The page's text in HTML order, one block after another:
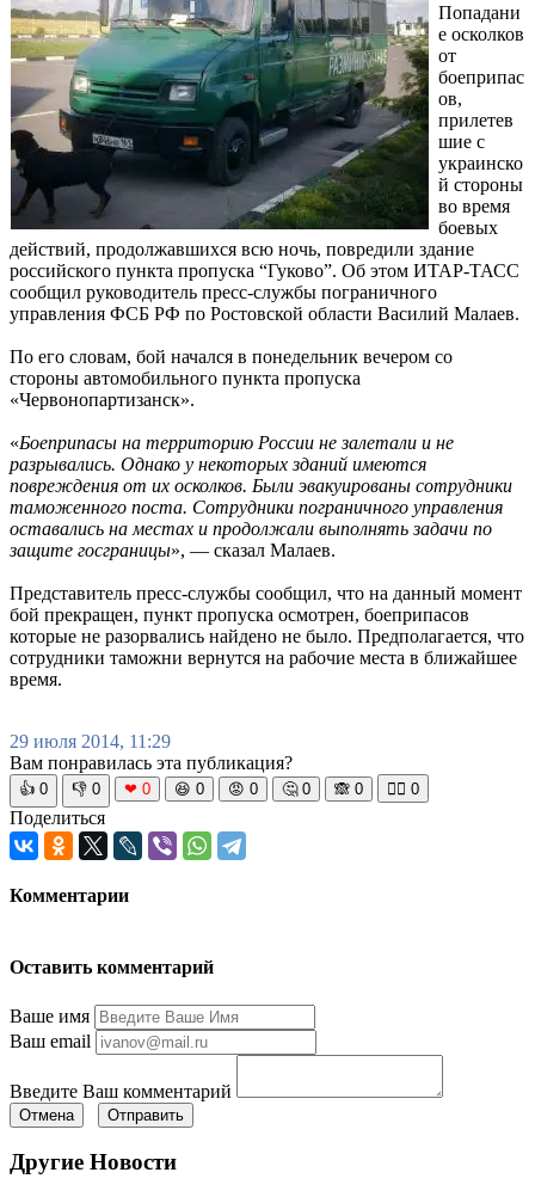
Попадани
е осколков
от
боеприпас
ов,
прилетев
шие с
украинско
й стороны
во время
боевых
действий, продолжавшихся всю ночь, повредили здание
российского пункта пропуска “Гуково”. Об этом ИТАР-ТАСС
сообщил руководитель пресс-службы пограничного
управления ФСБ РФ по Ростовской области Василий Малаев.
По его словам, бой начался в понедельник вечером со
стороны автомобильного пункта пропуска
«Червонопартизанск».
«Боеприпасы на территорию России не залетали и не
разрывались. Однако у некоторых зданий имеются
повреждения от их осколков. Были эвакуированы сотрудники
таможенного поста. Сотрудники пограничного управления
оставались на местах и продолжали выполнять задачи по
защите госграницы», — сказал Малаев.
Представитель пресс-службы сообщил, что на данный момент
бой прекращен, пункт пропуска осмотрен, боеприпасов
которые не разорвались найдено не было. Предполагается, что
сотрудники таможни вернутся на рабочие места в ближайшее
время.
29 июля 2014, 11:29
Вам понравилась эта публикация?
👍 0 👎 0 ❤ 0 😆 0 😡 0 🤔 0 🙈 0 🧘‍♀️ 0
Поделиться
Комментарии
Оставить комментарий
Ваше имя
Ваш email
Введите Ваш комментарий
Отмена Отправить
Другие Новости